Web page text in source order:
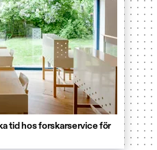
tid hos forskarservice för